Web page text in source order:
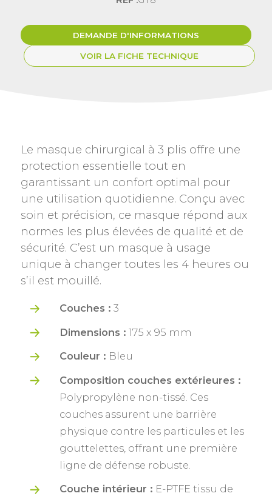
DEMANDE D'INFORMATIONS
VOIR LA FICHE TECHNIQUE
Le masque chirurgical à 3 plis offre une
protection essentielle tout en
garantissant un confort optimal pour
une utilisation quotidienne. Conçu avec
soin et précision, ce masque répond aux
normes les plus élevées de qualité et de
sécurité. C’est un masque à usage
unique à changer toutes les 4 heures ou
s’il est mouillé.
Couches : 3
Dimensions : 175 x 95 mm
Couleur : Bleu
Composition couches extérieures :
Polypropylène non-tissé. Ces
couches assurent une barrière
physique contre les particules et les
gouttelettes, offrant une première
ligne de défense robuste.
Couche intérieur : E-PTFE tissu de